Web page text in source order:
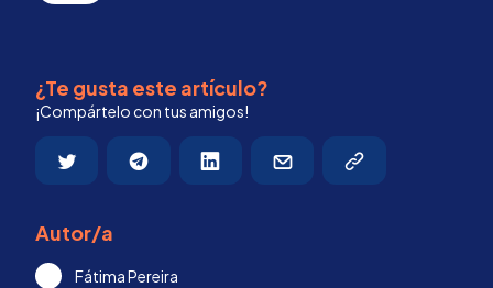
¿Te gusta este artículo?
¡Compártelo con tus amigos!
Autor/a
Fátima Pereira